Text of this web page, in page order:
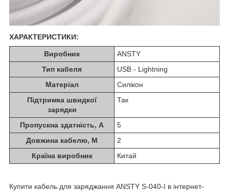
ХАРАКТЕРИСТИКИ:
Виробник
ANSTY
Тип кабеля
USB - Lightning
Матеріал
Силікон
Підтримка швидкої
зарядки
Так
Пропускна здатність, А
5
Довжина кабелю, М
2
Країна виробник
Китай
Купити кабель для заряджання ANSTY S-040-I в інтернет-